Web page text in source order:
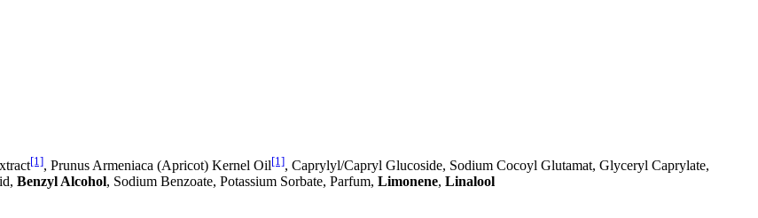
[1], Prunus Armeniaca (Apricot) Kernel Oil[1], Caprylyl/Capryl Glucoside, Sodium Cocoyl Glutamat, Glyceryl Caprylate,
Benzyl Alcohol, Sodium Benzoate, Potassium Sorbate, Parfum, Limonene, Linalool